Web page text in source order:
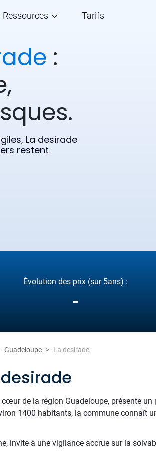
Ressources Tarifs
:
La desirade
restent
Évolution des prix (sur 5ans) :
-
Guadeloupe La desirade
de la région Guadeloupe, présente
1400 habitants, la commune connaît
invite à une vigilance accrue sur la